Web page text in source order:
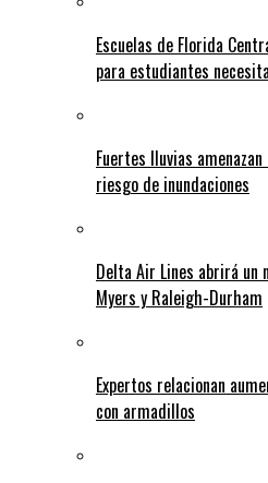
Escuelas de Florida
para estudiantes
Fuertes lluvias
riesgo de inundaciones
Delta Air Lines abrirá un
Myers y Raleigh-Durham
Expertos relacionan
con armadillos